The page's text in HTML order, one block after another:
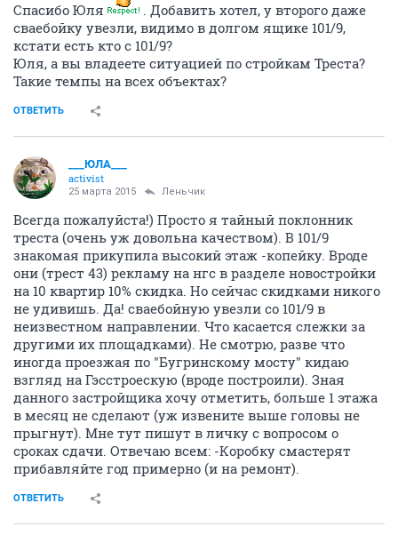
Спасибо Юля
. Добавить хотел, у второго даже
сваебойку увезли, видимо в долгом ящике 101/9,
кстати есть кто с 101/9?
Юля, а вы владеете ситуацией по стройкам Треста?
Такие темпы на всех объектах?
ОТВЕТИТЬ
___ЮЛА___
activist
25 марта 2015 Леньчик
Всегда пожалуйста!) Просто я тайный поклонник
треста (очень уж довольна качеством). В 101/9
знакомая прикупила высокий этаж -копейку. Вроде
они (трест 43) рекламу на нгс в разделе новостройки
на 10 квартир 10% скидка. Но сейчас скидками никого
не удивишь. Да! сваебойную увезли со 101/9 в
неизвестном направлении. Что касается слежки за
другими их площадками). Не смотрю, разве что
иногда проезжая по "Бугринскому мосту" кидаю
взгляд на Гэсстроескую (вроде построили). Зная
данного застройщика хочу отметить, больше 1 этажа
в месяц не сделают (уж извените выше головы не
прыгнут). Мне тут пишут в личку с вопросом о
сроках сдачи. Отвечаю всем: -Коробку смастерят
прибавляйте год примерно (и на ремонт).
ОТВЕТИТЬ